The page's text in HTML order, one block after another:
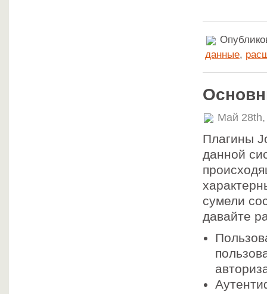
данные,
Май
Плагины
данной
сумели
давайте